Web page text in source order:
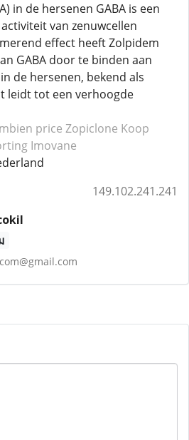
in de hersenen GABA is een
van zenuwcellen
effect heeft Zolpidem
GABA door te binden aan
de hersenen, bekend als
leidt tot een verhoogde
price Zopiclone Koop
Imovane
149.102.241.241